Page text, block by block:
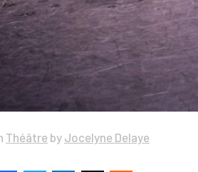
Théâtre by Jocelyne Delaye